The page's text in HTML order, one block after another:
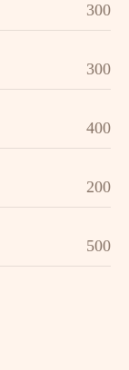
300
300
400
200
500